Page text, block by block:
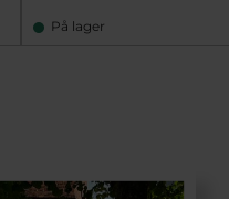
På lager